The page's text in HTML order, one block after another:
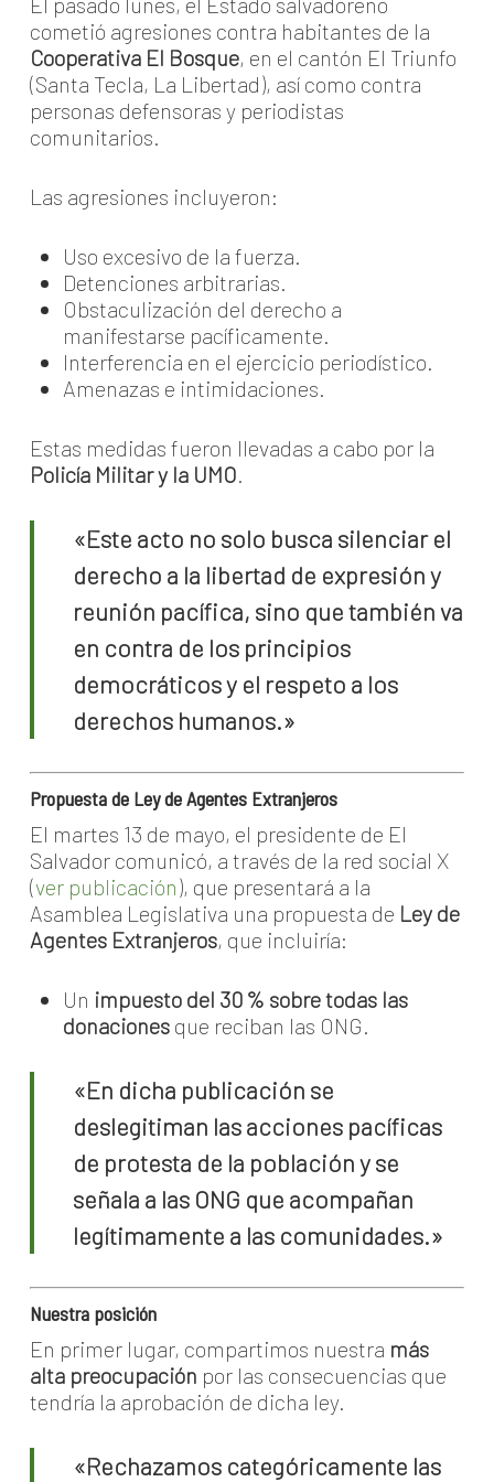
cometió agresiones contra habitantes de la
Cooperativa El Bosque, en el cantón El Triunfo
(Santa Tecla, La Libertad), así como contra
personas defensoras y periodistas
comunitarios.
Las agresiones incluyeron:
Uso excesivo de la fuerza.
Detenciones arbitrarias.
Obstaculización del derecho a
manifestarse pacíficamente.
Interferencia en el ejercicio periodístico.
Amenazas e intimidaciones.
Estas medidas fueron llevadas a cabo por la
Policía Militar y la UMO.
«Este acto no solo busca silenciar el
derecho a la libertad de expresión y
reunión pacífica, sino que también va
en contra de los principios
democráticos y el respeto a los
derechos humanos.»
Propuesta de Ley de Agentes Extranjeros
El martes 13 de mayo, el presidente de El
Salvador comunicó, a través de la red social X
(ver publicación), que presentará a la
Asamblea Legislativa una propuesta de Ley de
Agentes Extranjeros, que incluiría:
Un impuesto del 30 % sobre todas las
donacionesque reciban las ONG.
«En dicha publicación se
deslegitiman las acciones pacíficas
de protesta de la población y se
señala a las ONG que acompañan
legítimamente a las comunidades.»
Nuestra posición
En primer lugar, compartimos nuestra más
alta preocupación por las consecuencias que
tendría la aprobación de dicha ley.
«Rechazamos categóricamente las